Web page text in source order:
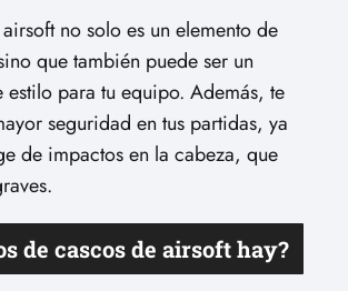
no solo es un elemento de
que también puede ser un
para tu equipo. Además, te
seguridad en tus partidas, ya
de impactos en la cabeza, que
de cascos de airsoft hay?